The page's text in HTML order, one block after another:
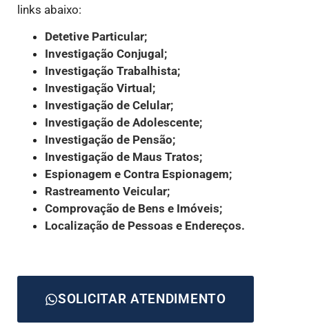
links abaixo:
Detetive Particular;
Investigação Conjugal;
Investigação Trabalhista;
Investigação Virtual;
Investigação de Celular;
Investigação de Adolescente;
Investigação de Pensão;
Investigação de Maus Tratos;
Espionagem e Contra Espionagem;
Rastreamento Veicular;
Comprovação de Bens e Imóveis;
Localização de Pessoas e Endereços.
SOLICITAR ATENDIMENTO